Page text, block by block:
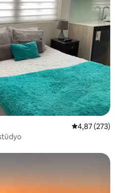
5 üzerinden
4,87 (273)
beğenilenler arasında